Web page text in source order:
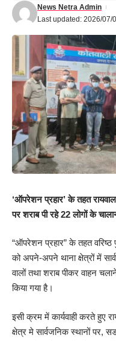
Last updated: 2026/07/
News Netra Admin
‘ऑपरेशन प्रहार’ के तहत
पर शराब पी रहे 22 लोगों के
“ऑपरेशन प्रहार” के तहत वरिष्ठ
को अपने-अपने थाना क्षेत्रों में
वालों तथा शराब पीकर वाहन चलाने
किया गया है।
इसी क्रम में कार्यवाही करते हुए
क्षेत्र मे सार्वजनिक स्थानों पर,